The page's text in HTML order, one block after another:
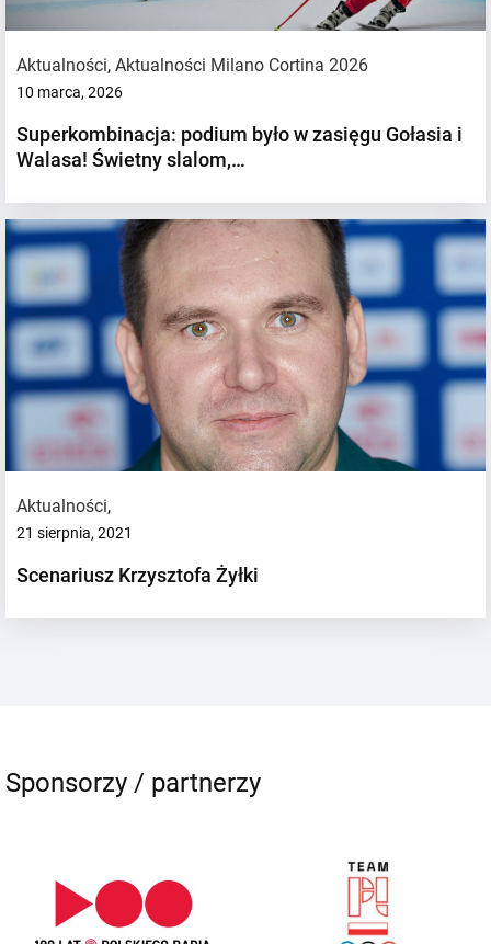
Aktualności, Aktualności Milano Cortina 2026
10 marca, 2026
Superkombinacja: podium było w zasięgu Gołasia i
Walasa! Świetny slalom,…
Aktualności,
21 sierpnia, 2021
Scenariusz Krzysztofa Żyłki
Sponsorzy / partnerzy